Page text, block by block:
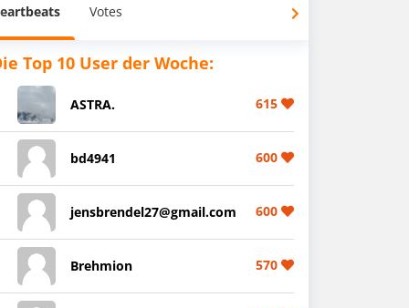
Votes
Top 10 User der Woche:
ASTRA. 615
bd4941 600
jensbrendel27@gmail.com 600
Brehmion 570